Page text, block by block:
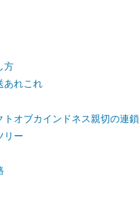
方
あれこれ
トオブカインドネス親切の連鎖
リー